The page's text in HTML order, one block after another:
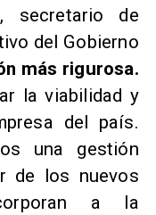
secretario de
del Gobierno
más rigurosa.
la viabilidad y
del país.
una gestión
de los nuevos
a la